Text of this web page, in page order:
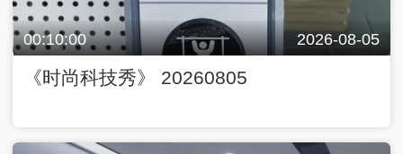
00:10:00 2026-08-05
《时尚科技秀》 20260805